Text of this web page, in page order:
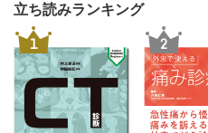
立ち読みランキング
1 2